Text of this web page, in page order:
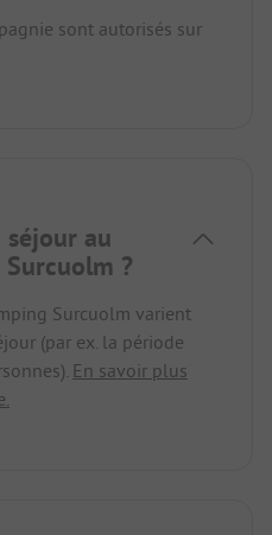
sont autorisés sur
séjour au
?
Surcuolm varient
(par ex. la période
En savoir plus